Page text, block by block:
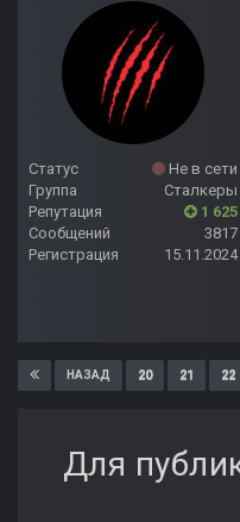
Статус
Не в сети
Группа
Сталкеры
Репутация
1 625
Сообщений
3817
Регистрация
15.11.2024
НАЗАД 20 21 22
Для